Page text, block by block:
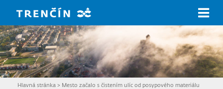
Hlavná stránka > Mesto začalo s čistením ulíc od posypového materiálu